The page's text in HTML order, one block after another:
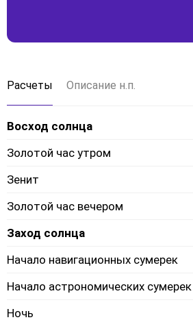
Расчеты Описание н.п.
Восход солнца
Золотой час утром
Зенит
Золотой час вечером
Заход солнца
Начало навигационных сумерек
Начало астрономических сумерек
Ночь